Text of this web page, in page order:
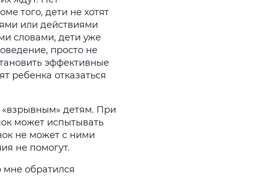
того, дети не хотят
или действиями
словами, дети уже
просто не
эффективные
ребенка отказаться
«взрывным» детям. При
может испытывать
не может с ними
не помогут.
мне обратился